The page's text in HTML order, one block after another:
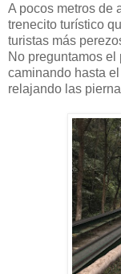
A pocos metros de
trenecito turístico
turistas más
No preguntamos
caminando hasta el
relajando las